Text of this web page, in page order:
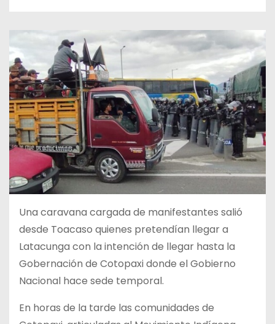
Una caravana cargada de manifestantes salió
desde Toacaso quienes pretendían llegar a
Latacunga con la intención de llegar hasta la
Gobernación de Cotopaxi donde el Gobierno
Nacional hace sede temporal.
En horas de la tarde las comunidades de